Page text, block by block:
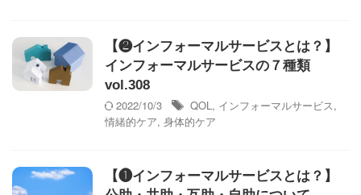
【❷インフォーマルサービスとは？】
インフォーマルサービスの７種類
vol.308
2022/10/3
QOL, インフォーマルサービス,
情緒的ケア, 身体的ケア
【❶インフォーマルサービスとは？】